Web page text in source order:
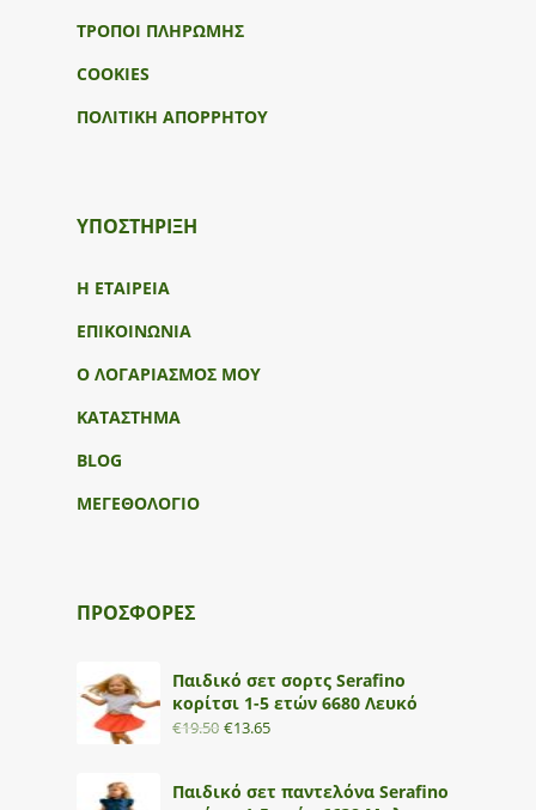
ΤΡΟΠΟΙ ΠΛΗΡΩΜΗΣ
COOKIES
ΠΟΛΙΤΙΚΗ ΑΠΟΡΡΗΤΟΥ
ΥΠΟΣΤΉΡΙΞΗ
Η ΕΤΑΙΡΕΙΑ
ΕΠΙΚΟΙΝΩΝΙΑ
Ο ΛΟΓΑΡΙΑΣΜΟΣ ΜΟΥ
ΚΑΤΑΣΤΗΜΑ
BLOG
ΜΕΓΕΘΟΛΟΓΙΟ
ΠΡΟΣΦΟΡΕΣ
Παιδικό σετ σορτς Serafino
κορίτσι 1-5 ετών 6680 Λευκό
€19.50 €13.65
Παιδικό σετ παντελόνα Serafino